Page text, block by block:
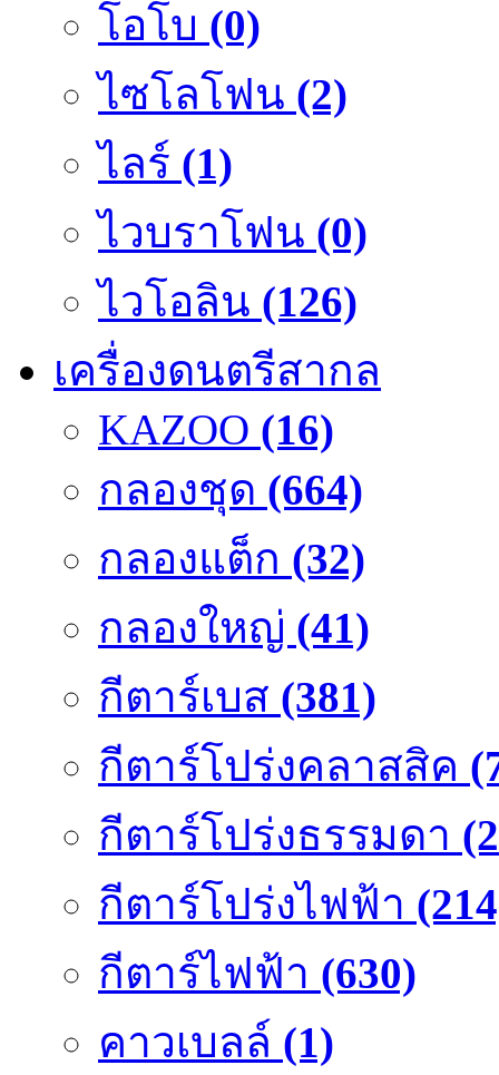
โอโบ (0)
ไซโลโฟน (2)
ไลร์ (1)
ไวบราโฟน (0)
ไวโอลิน (126)
เครื่องดนตรีสากล
KAZOO (16)
กลองชุด (664)
กลองแต็ก (32)
กลองใหญ่ (41)
กีตาร์เบส (381)
กีตาร์โปร่งคลาสสิค
กีตาร์โปร่งธรรมดา
กีตาร์โปร่งไฟฟ้า
กีตาร์ไฟฟ้า (630)
คาวเบลล์ (1)